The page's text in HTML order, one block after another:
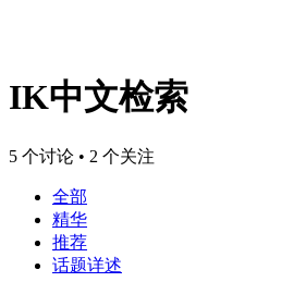
IK中文检索
5 个讨论 • 2 个关注
全部
精华
推荐
话题详述